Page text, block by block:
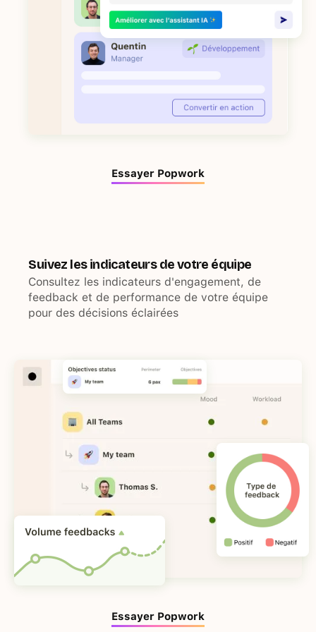
Essayer Popwork
Suivez les indicateurs de votre équipe
Consultez les indicateurs d'engagement, de
feedback et de performance de votre équipe
pour des décisions éclairées
Essayer Popwork